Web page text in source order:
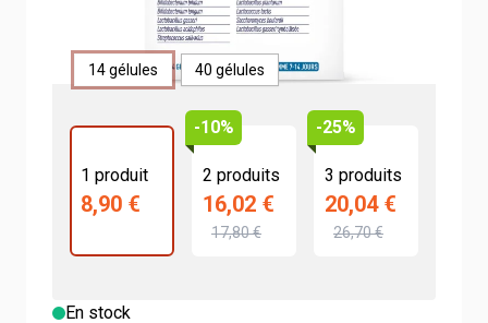
14 gélules 40 gélules
1 produit
8,90 €
-10%
2 produits
16,02 €
17,80 €
-25%
3 produits
20,04 €
26,70 €
En stock